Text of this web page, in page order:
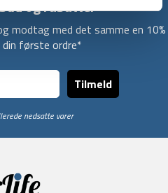
og rabatter
modtag med det samme en 10%
første ordre*
Tilmeld
nedsatte varer